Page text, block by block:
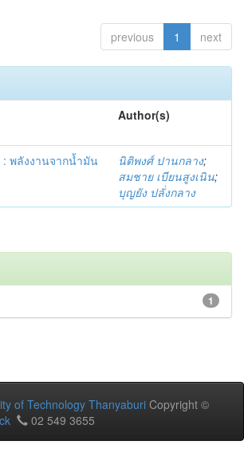
previous 1 next
Author(s)
: พลังงานจากน้ำมัน
นิติพงศ์ ปานกลาง;
สมชาย เบียนสูงเนิน;
บุญยัง ปลั่งกลาง
1
of Technology Thanyaburi Copyright ©
02 549 3655